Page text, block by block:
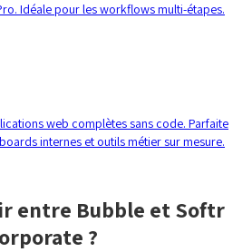
Idéale pour les workflows multi-étapes.
web complètes sans code. Parfaite
internes et outils métier sur mesure.
entre Bubble et Softr
?